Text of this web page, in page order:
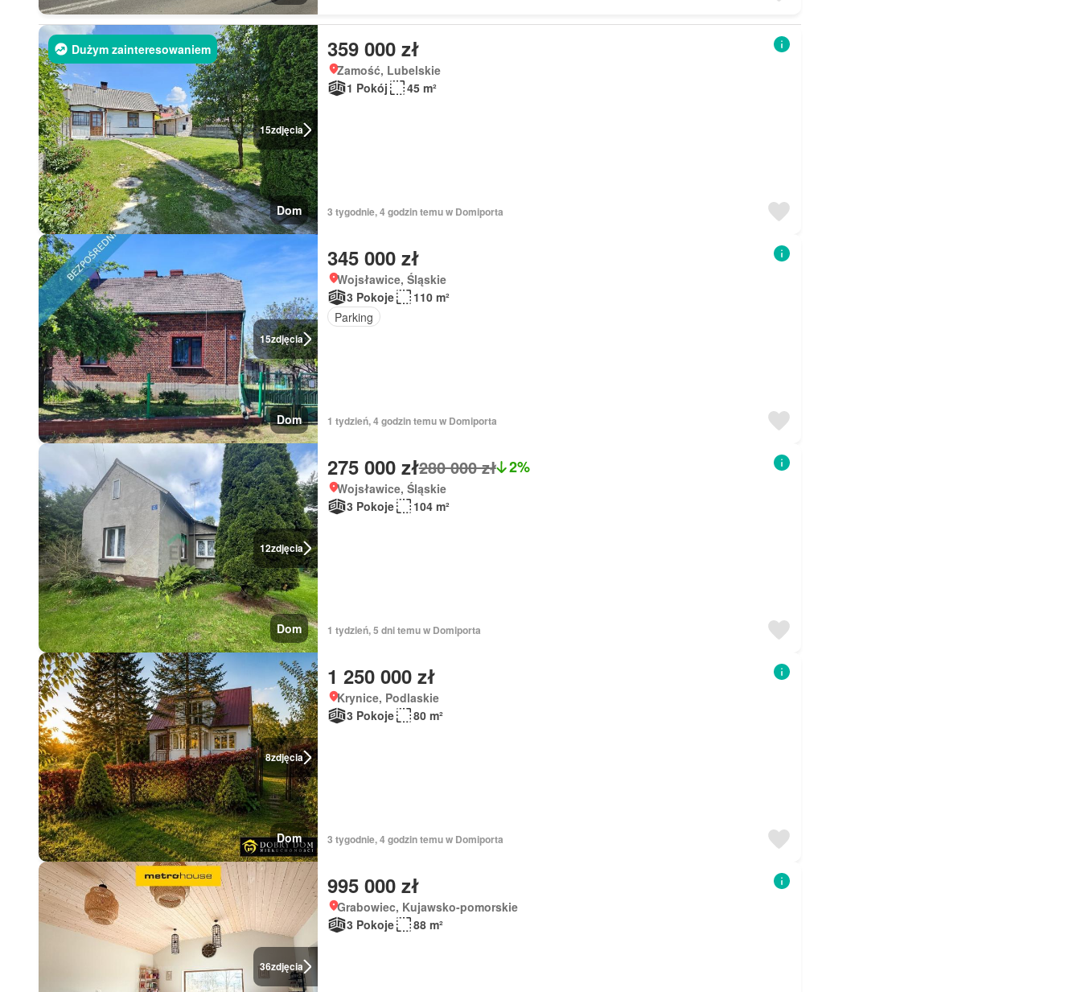
15zdjęcia
Dużym zainteresowaniem
Dom
359 000 zł
Zamość, Lubelskie
1 Pokój
45 m²
3 tygodnie, 4 godzin temu w Domiporta
15zdjęcia
Dom
345 000 zł
Wojsławice, Śląskie
3 Pokoje
110 m²
Parking
1 tydzień, 4 godzin temu w Domiporta
12zdjęcia
Dom
275 000 zł280 000 zł 2%
Wojsławice, Śląskie
3 Pokoje
104 m²
1 tydzień, 5 dni temu w Domiporta
8zdjęcia
Dom
1 250 000 zł
Krynice, Podlaskie
3 Pokoje
80 m²
3 tygodnie, 4 godzin temu w Domiporta
36zdjęcia
995 000 zł
Grabowiec, Kujawsko-pomorskie
3 Pokoje
88 m²